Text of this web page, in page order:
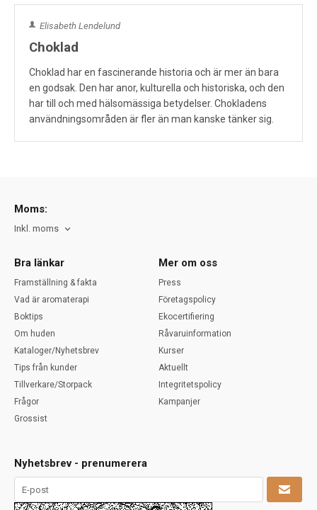
Elisabeth Lendelund
Choklad
Choklad har en fascinerande historia och är mer än bara
en godsak. Den har anor, kulturella och historiska, och den
har till och med hälsomässiga betydelser. Chokladens
användningsområden är fler än man kanske tänker sig.
Moms:
Inkl. moms
Bra länkar
Framställning & fakta
Vad är aromaterapi
Boktips
Om huden
Kataloger/Nyhetsbrev
Tips från kunder
Tillverkare/Storpack
Frågor
Grossist
Mer om oss
Press
Företagspolicy
Ekocertifiering
Råvaruinformation
Kurser
Aktuellt
Integritetspolicy
Kampanjer
Nyhetsbrev - prenumerera